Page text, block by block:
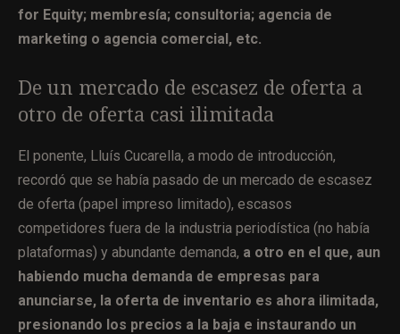
for Equity; membresía; consultoria; agencia de
marketing o agencia comercial, etc.
De un mercado de escasez de oferta a
otro de oferta casi ilimitada
El ponente, Lluís Cucarella, a modo de introducción,
recordó que se había pasado de un mercado de escasez
de oferta (papel impreso limitado), escasos
competidores fuera de la industria periodística (no había
plataformas) y abundante demanda, a otro en el que, aun
habiendo mucha demanda de empresas para
anunciarse, la oferta de inventario es ahora ilimitada,
presionando los precios a la baja e instaurando un